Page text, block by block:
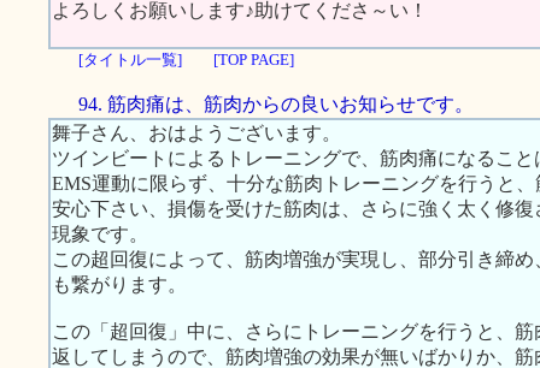
よろしくお願いします♪助けてくださ～い！
[タイトル一覧] [TOP PAGE]
94. 筋肉痛は、筋肉からの良いお知らせです。
舞子さん、おはようございます。
ツインビートによるトレーニングで、筋肉痛になるこ
EMS運動に限らず、十分な筋肉トレーニングを行うと
安心下さい、損傷を受けた筋肉は、さらに強く太く修
現象です。
この超回復によって、筋肉増強が実現し、部分引き締
も繋がります。
この「超回復」中に、さらにトレーニングを行うと、
返してしまうので、筋肉増強の効果が無いばかりか、